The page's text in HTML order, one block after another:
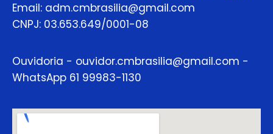
Email: adm.cmbrasilia@gmail.com
CNPJ: 03.653.649/0001-08
Ouvidoria - ouvidor.cmbrasilia@gmail.com -
WhatsApp 61 99983-1130